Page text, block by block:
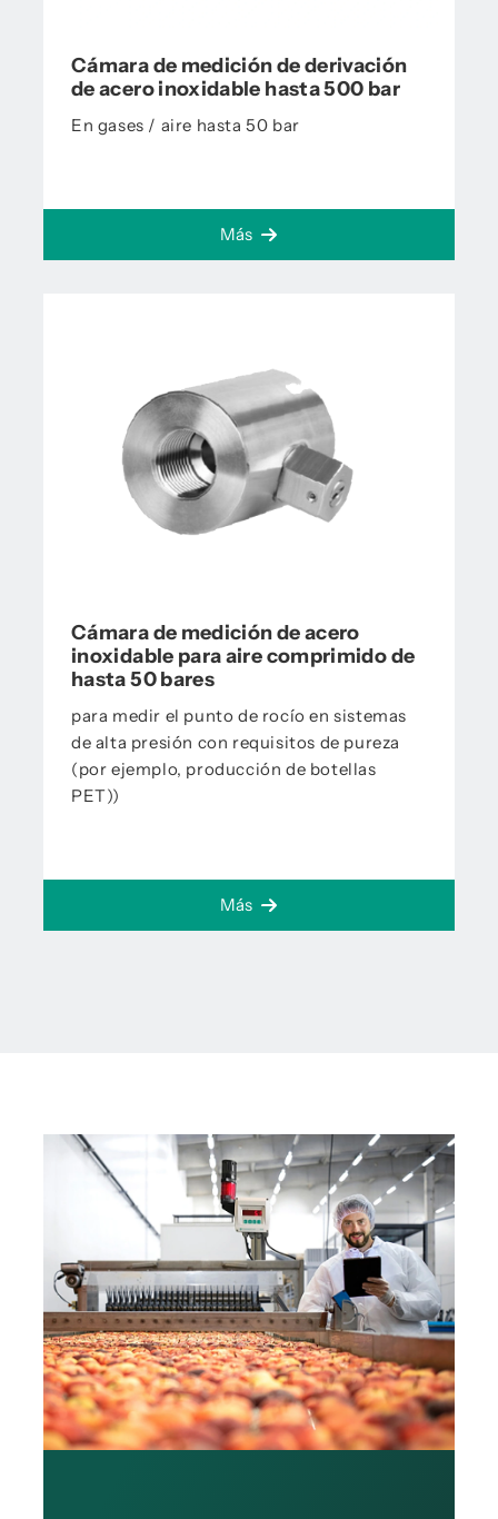
Cámara de medición de derivación
de acero inoxidable hasta 500 bar
En gases / aire hasta 50 bar
Más
Cámara de medición de acero
inoxidable para aire comprimido de
hasta 50 bares
para medir el punto de rocío en sistemas
de alta presión con requisitos de pureza
(por ejemplo, producción de botellas
PET))
Más